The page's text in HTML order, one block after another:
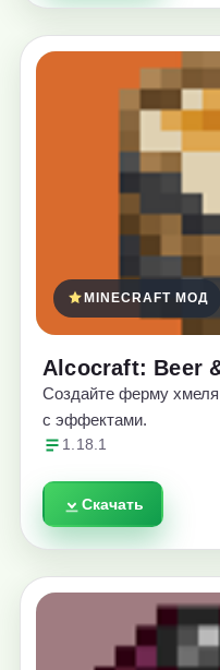
MINECRAFT МОД
Alcocraft: Beer
Создайте ферму хмеля
с эффектами.
1.18.1
Скачать